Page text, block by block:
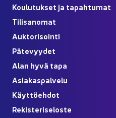
Kou­lu­tuk­set ja ta­pah­tu­mat
Ti­li­sa­no­mat
Auk­to­ri­soin­ti
Pä­te­vyy­det
Alan hyvä tapa
Asia­kas­pal­ve­lu
Käyt­tö­eh­dot
Re­kis­te­ri­se­los­te